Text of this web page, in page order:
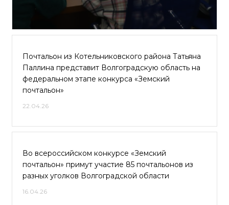
Почтальон из Котельниковского района Татьяна
Паллина представит Волгоградскую область на
федеральном этапе конкурса «Земский
почтальон»
22.04.26
Во всероссийском конкурсе «Земский
почтальон» примут участие 85 почтальонов из
разных уголков Волгоградской области
16.04.26